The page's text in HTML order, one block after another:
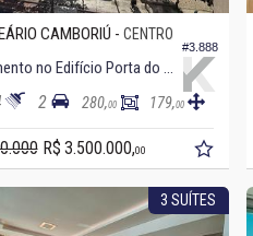
#3.888
CAMBORIÚ - CENTRO
Apartamento no Edifício Porta do Sol
2 280,00 179,00
R$ 3.500.000,00
3 SUÍTES